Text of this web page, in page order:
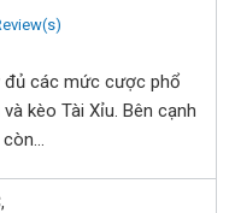
đủ các mức cược phổ
kèo Tài Xỉu. Bên cạnh